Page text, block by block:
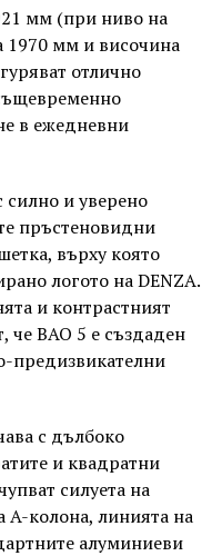
мм (при ниво на
1970 мм и височина
отлично
в ежедневни
силно и уверено
пръстеновидни
върху която
логото на DENZA.
и контрастният
че BAO 5 е създаден
предизвикателни
с дълбоко
и квадратни
силуета на
A-колона, линията на
алуминиеви